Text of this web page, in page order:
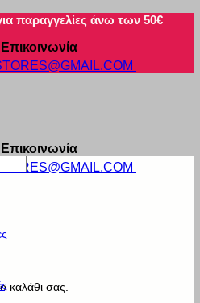
παραγγελίες άνω των 50€
Επικοινωνία
Επικοινωνία
καλάθι σας.